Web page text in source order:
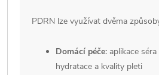
PDRN lze využívat dvěma
Domácí péče: aplikace
hydratace a kvality pleti